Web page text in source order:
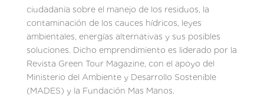
ciudadanía sobre el manejo de los residuos, la
contaminación de los cauces hídricos, leyes
ambientales, energías alternativas y sus posibles
soluciones. Dicho emprendimiento es liderado por la
Revista Green Tour Magazine, con el apoyo del
Ministerio del Ambiente y Desarrollo Sostenible
(MADES) y la Fundación Mas Manos.